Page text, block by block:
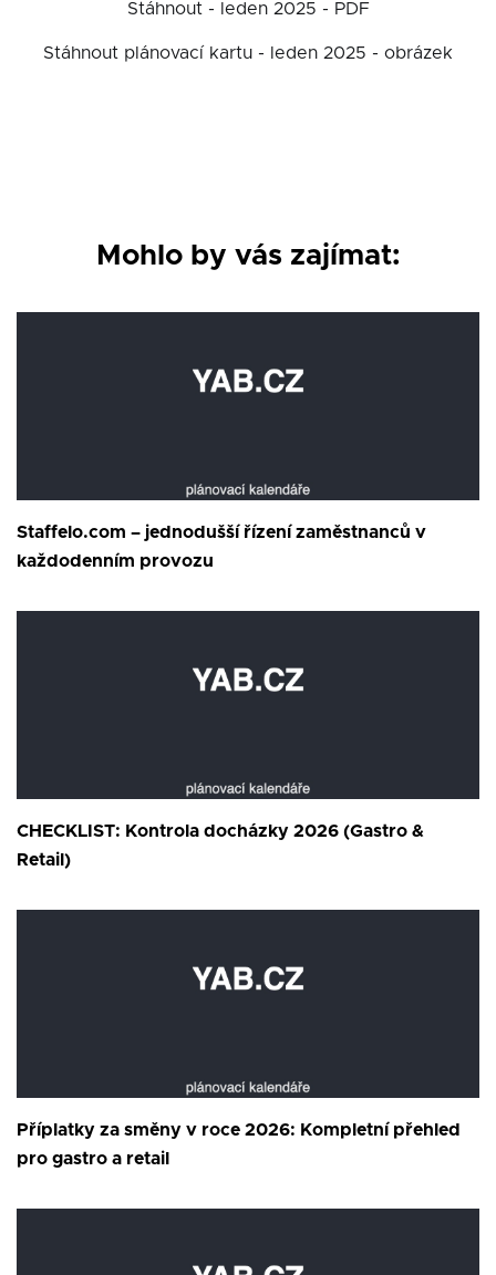
Stáhnout - leden 2025 - PDF
Stáhnout plánovací kartu - leden 2025 - obrázek
Mohlo by vás zajímat:
Staffelo.com – jednodušší řízení zaměstnanců v
každodenním provozu
CHECKLIST: Kontrola docházky 2026 (Gastro &
Retail)
Příplatky za směny v roce 2026: Kompletní přehled
pro gastro a retail